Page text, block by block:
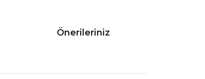
Önerileriniz